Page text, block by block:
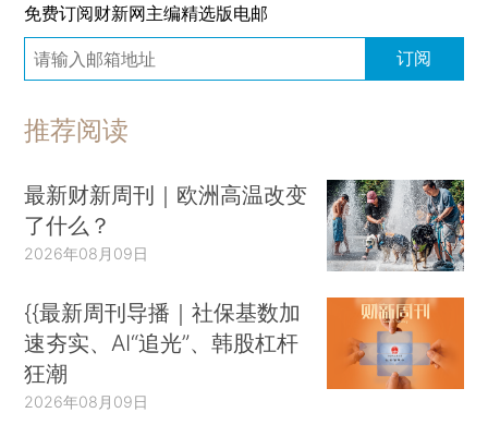
免费订阅财新网主编精选版电邮
订阅
推荐阅读
最新财新周刊｜欧洲高温改变
了什么？
2026年08月09日
{{最新周刊导播｜社保基数加
速夯实、AI“追光”、韩股杠杆
狂潮
2026年08月09日